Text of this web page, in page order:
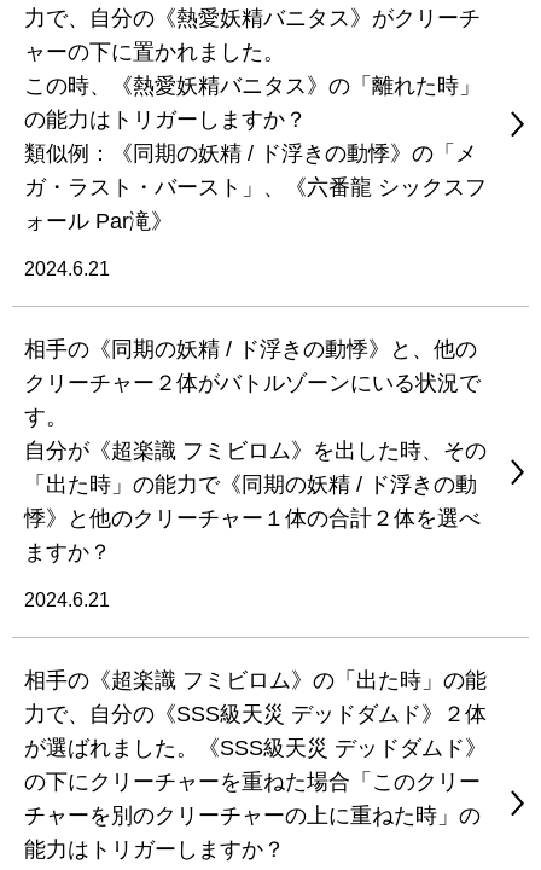
力で、自分の《熱愛妖精バニタス》がクリーチ
ャーの下に置かれました。
この時、《熱愛妖精バニタス》の「離れた時」
の能力はトリガーしますか？
類似例：《同期の妖精 / ド浮きの動悸》の「メ
ガ・ラスト・バースト」、《六番龍 シックスフ
ォール Par滝》
2024.6.21
相手の《同期の妖精 / ド浮きの動悸》と、他の
クリーチャー２体がバトルゾーンにいる状況で
す。
自分が《超楽識 フミビロム》を出した時、その
「出た時」の能力で《同期の妖精 / ド浮きの動
悸》と他のクリーチャー１体の合計２体を選べ
ますか？
2024.6.21
相手の《超楽識 フミビロム》の「出た時」の能
力で、自分の《SSS級天災 デッドダムド》２体
が選ばれました。《SSS級天災 デッドダムド》
の下にクリーチャーを重ねた場合「このクリー
チャーを別のクリーチャーの上に重ねた時」の
能力はトリガーしますか？